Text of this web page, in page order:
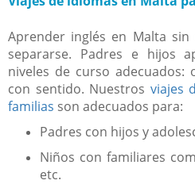
Aprender inglés en Malta
separarse. Padres e hijos
niveles de curso adecuados:
con sentido. Nuestros viajes
familias son adecuados para:
Padres con hijos y
Niños con familiares
etc.